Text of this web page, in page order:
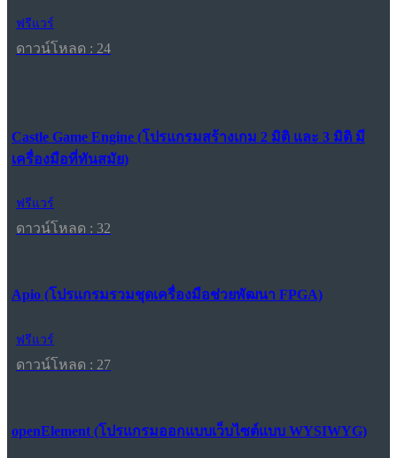
ฟรีแวร์
ดาวน์โหลด : 24
Castle Game Engine (โปรแกรมสร้างเกม 2 มิติ และ 3 มิติ มี
เครื่องมือที่ทันสมัย)
ฟรีแวร์
ดาวน์โหลด : 32
Apio (โปรแกรมรวมชุดเครื่องมือช่วยพัฒนา FPGA)
ฟรีแวร์
ดาวน์โหลด : 27
openElement (โปรแกรมออกแบบเว็บไซต์แบบ WYSIWYG)